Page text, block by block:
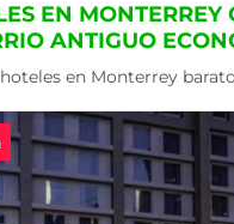
EN MONTERREY
ANTIGUO
en Monterrey